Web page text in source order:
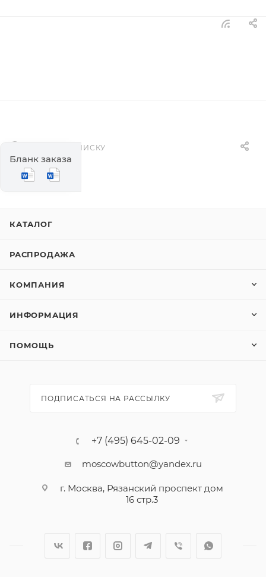
НАЗАД К СПИСКУ
КАТАЛОГ
РАСПРОДАЖА
КОМПАНИЯ
ИНФОРМАЦИЯ
ПОМОЩЬ
ПОДПИСАТЬСЯ НА РАССЫЛКУ
+7 (495) 645-02-09
moscowbutton@yandex.ru
г. Москва, Рязанский проспект дом
16 стр.3
Бланк заказа